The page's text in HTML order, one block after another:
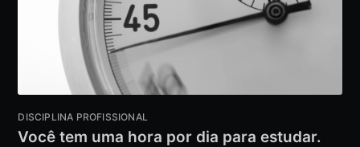
DISCIPLINA PROFISSIONAL
Você tem uma hora por dia para estudar.